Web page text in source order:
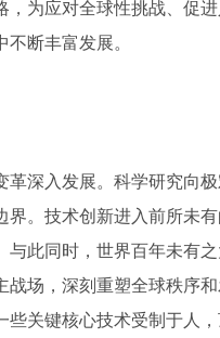
为应对全球性挑战、促
断丰富发展。
入发展。科学研究向极
界。技术创新进入前所未
此同时，世界百年未有
战场，深刻重塑全球秩序
些关键核心技术受制于人